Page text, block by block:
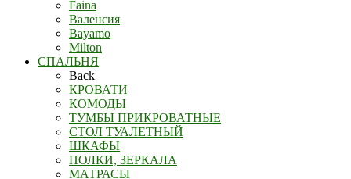
Faina
Валенсия
Bayamo
Milton
СПАЛЬНЯ
Back
КРОВАТИ
КОМОДЫ
ТУМБЫ ПРИКРОВАТНЫЕ
СТОЛ ТУАЛЕТНЫЙ
ШКАФЫ
ПОЛКИ, ЗЕРКАЛА
МАТРАСЫ